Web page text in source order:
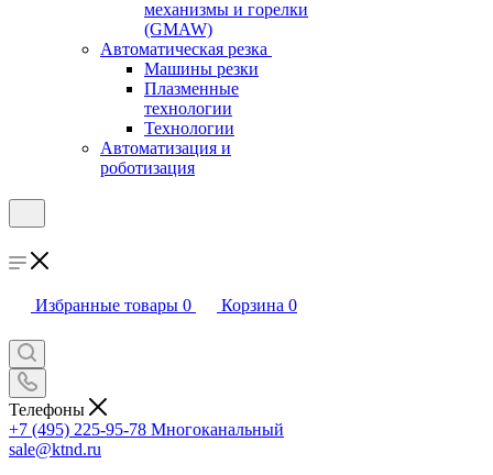
механизмы и горелки
(GMAW)
Автоматическая резка
Машины резки
Плазменные
технологии
Технологии
Автоматизация и
роботизация
Избранные товары 0 Корзина 0
Телефоны
+7 (495) 225-95-78 Многоканальный
sale@ktnd.ru